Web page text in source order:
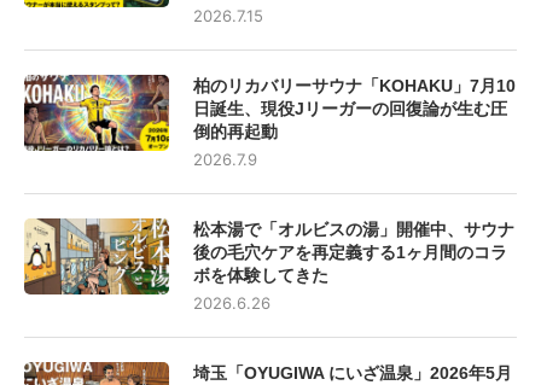
2026.7.15
柏のリカバリーサウナ「KOHAKU」7月10
日誕生、現役Jリーガーの回復論が生む圧
倒的再起動
2026.7.9
松本湯で「オルビスの湯」開催中、サウナ
後の毛穴ケアを再定義する1ヶ月間のコラ
ボを体験してきた
2026.6.26
埼玉「OYUGIWA にいざ温泉」2026年5月